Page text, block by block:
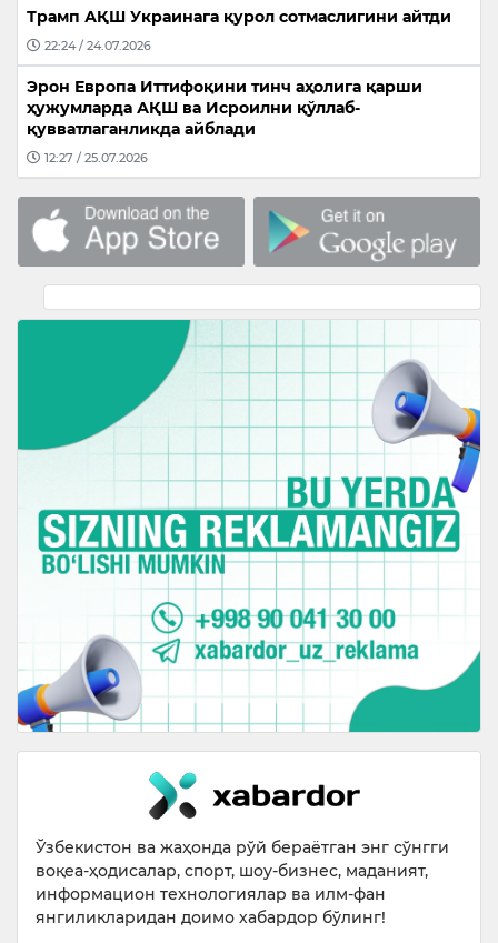
Трамп АҚШ Украинага қурол сотмаслигини айтди
22:24 / 24.07.2026
Эрон Европа Иттифоқини тинч аҳолига қарши
ҳужумларда АҚШ ва Исроилни қўллаб-
қувватлаганликда айблади
12:27 / 25.07.2026
Ўзбекистон ва жаҳонда рўй бераётган энг сўнгги
воқеа-ҳодисалар, спорт, шоу-бизнес, маданият,
информацион технологиялар ва илм-фан
янгиликларидан доимо хабардор бўлинг!